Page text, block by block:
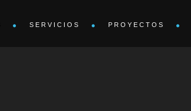
SERVICIOS PROYECTOS